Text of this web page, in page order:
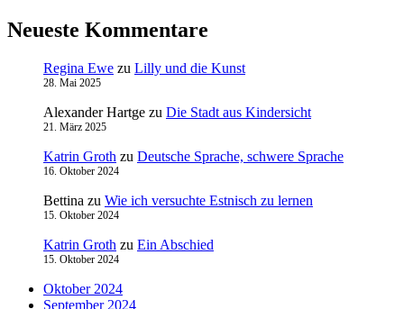
Neueste Kommentare
Regina Ewe zu Lilly und die Kunst
28. Mai 2025
Alexander Hartge zu Die Stadt aus Kindersicht
21. März 2025
Katrin Groth zu Deutsche Sprache, schwere Sprache
16. Oktober 2024
Bettina zu Wie ich versuchte Estnisch zu lernen
15. Oktober 2024
Katrin Groth zu Ein Abschied
15. Oktober 2024
Oktober 2024
September 2024